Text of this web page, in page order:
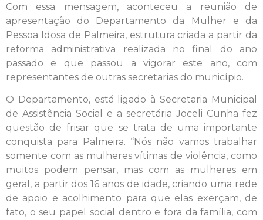
Com essa mensagem, aconteceu a reunião de
apresentação do Departamento da Mulher e da
Pessoa Idosa de Palmeira, estrutura criada a partir da
reforma administrativa realizada no final do ano
passado e que passou a vigorar este ano, com
representantes de outras secretarias do município.
O Departamento, está ligado à Secretaria Municipal
de Assistência Social e a secretária Joceli Cunha fez
questão de frisar que se trata de uma importante
conquista para Palmeira. “Nós não vamos trabalhar
somente com as mulheres vítimas de violência, como
muitos podem pensar, mas com as mulheres em
geral, a partir dos 16 anos de idade, criando uma rede
de apoio e acolhimento para que elas exerçam, de
fato, o seu papel social dentro e fora da família, com